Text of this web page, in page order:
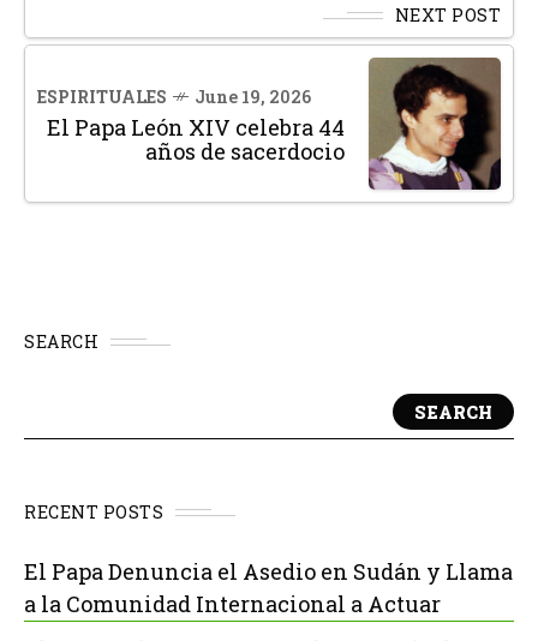
NEXT POST
ESPIRITUALES June 19, 2026
El Papa León XIV celebra 44
años de sacerdocio
SEARCH
SEARCH
RECENT POSTS
El Papa Denuncia el Asedio en Sudán y Llama
a la Comunidad Internacional a Actuar